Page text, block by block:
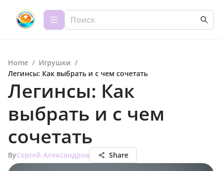
Home / Игрушки /
Легинсы: Как выбрать и с чем сочетать
Легинсы: Как
выбрать и с чем
сочетать
ByСергей Александров Share